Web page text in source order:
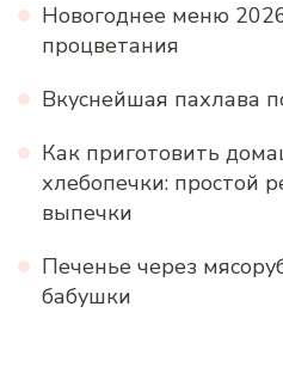
Новогоднее меню
процветания
Вкуснейшая пахлава
Как приготовить
хлебопечки: простой
выпечки
Печенье через
бабушки